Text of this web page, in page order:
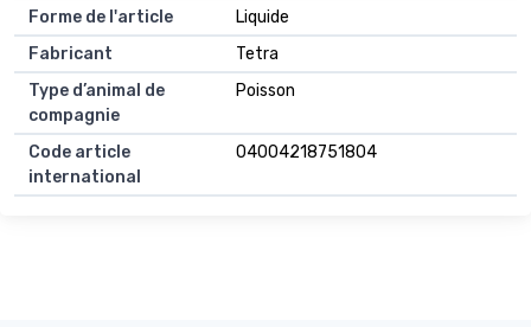
Forme de l'article
Liquide
Fabricant
Tetra
Type d’animal de
compagnie
Poisson
Code article
international
04004218751804